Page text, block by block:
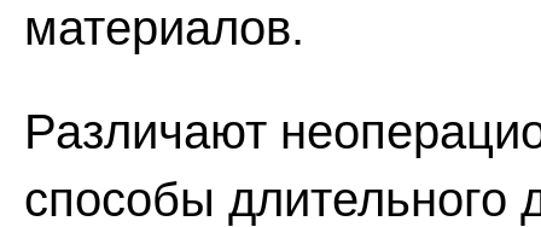
материалов.
Различают
способы длительного